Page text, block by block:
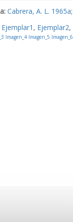
Cabrera, A. L. 1965a;
Ejemplar1 , Ejemplar2,
Imagen_4 Imagen_5 Imagen_6